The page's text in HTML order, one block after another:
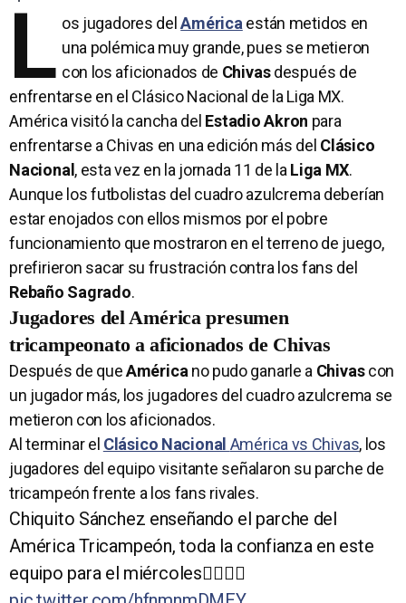
L os jugadores delAméricaestán metidos en
una polémica muy grande, pues se metieron
con los aficionados de Chivasdespués de
enfrentarse en el Clásico Nacional de la Liga MX.
América visitó la cancha del Estadio Akron para
enfrentarse a Chivas en una edición más del Clásico
Nacional , esta vez en la jornada 11 de laLiga MX.
Aunque los futbolistas del cuadro azulcrema deberían
estar enojados con ellos mismos por el pobre
funcionamiento que mostraron en el terreno de juego,
prefirieron sacar su frustración contra los fans del
Rebaño Sagrado.
Jugadores del América presumen
tricampeonato a aficionados de Chivas
Después de queAméricano pudo ganarle a Chivascon
un jugador más, los jugadores del cuadro azulcrema se
metieron con los aficionados.
Al terminar el Clásico Nacional América vs Chivas, los
jugadores del equipo visitante señalaron su parche de
tricampeón frente a los fans rivales.
Chiquito Sánchez enseñando el parche del
América Tricampeón, toda la confianza en este
equipo para el miércoles😮‍💨💛🦅